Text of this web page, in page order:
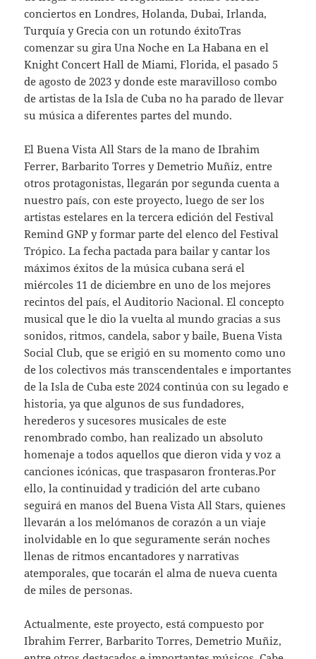
conciertos en Londres, Holanda, Dubai, Irlanda,
Turquía y Grecia con un rotundo éxitoTras
comenzar su gira Una Noche en La Habana en el
Knight Concert Hall de Miami, Florida, el pasado 5
de agosto de 2023 y donde este maravilloso combo
de artistas de la Isla de Cuba no ha parado de llevar
su música a diferentes partes del mundo.
El Buena Vista All Stars de la mano de Ibrahim
Ferrer, Barbarito Torres y Demetrio Muñiz, entre
otros protagonistas, llegarán por segunda cuenta a
nuestro país, con este proyecto, luego de ser los
artistas estelares en la tercera edición del Festival
Remind GNP y formar parte del elenco del Festival
Trópico. La fecha pactada para bailar y cantar los
máximos éxitos de la música cubana será el
miércoles 11 de diciembre en uno de los mejores
recintos del país, el Auditorio Nacional. El concepto
musical que le dio la vuelta al mundo gracias a sus
sonidos, ritmos, candela, sabor y baile, Buena Vista
Social Club, que se erigió en su momento como uno
de los colectivos más transcendentales e importantes
de la Isla de Cuba este 2024 continúa con su legado e
historia, ya que algunos de sus fundadores,
herederos y sucesores musicales de este
renombrado combo, han realizado un absoluto
homenaje a todos aquellos que dieron vida y voz a
canciones icónicas, que traspasaron fronteras.Por
ello, la continuidad y tradición del arte cubano
seguirá en manos del Buena Vista All Stars, quienes
llevarán a los melómanos de corazón a un viaje
inolvidable en lo que seguramente serán noches
llenas de ritmos encantadores y narrativas
atemporales, que tocarán el alma de nueva cuenta
de miles de personas.
Actualmente, este proyecto, está compuesto por
Ibrahim Ferrer, Barbarito Torres, Demetrio Muñiz,